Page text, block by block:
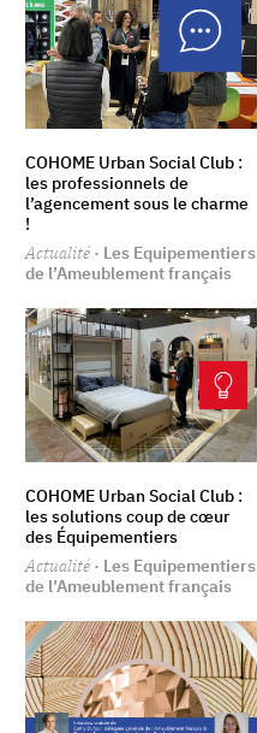
COHOME Urban Social Club :
les professionnels de
l’agencement sous le charme
!
Actualité · Les Equipementiers
de l’Ameublement français
COHOME Urban Social Club :
les solutions coup de cœur
des Équipementiers
Actualité · Les Equipementiers
de l’Ameublement français